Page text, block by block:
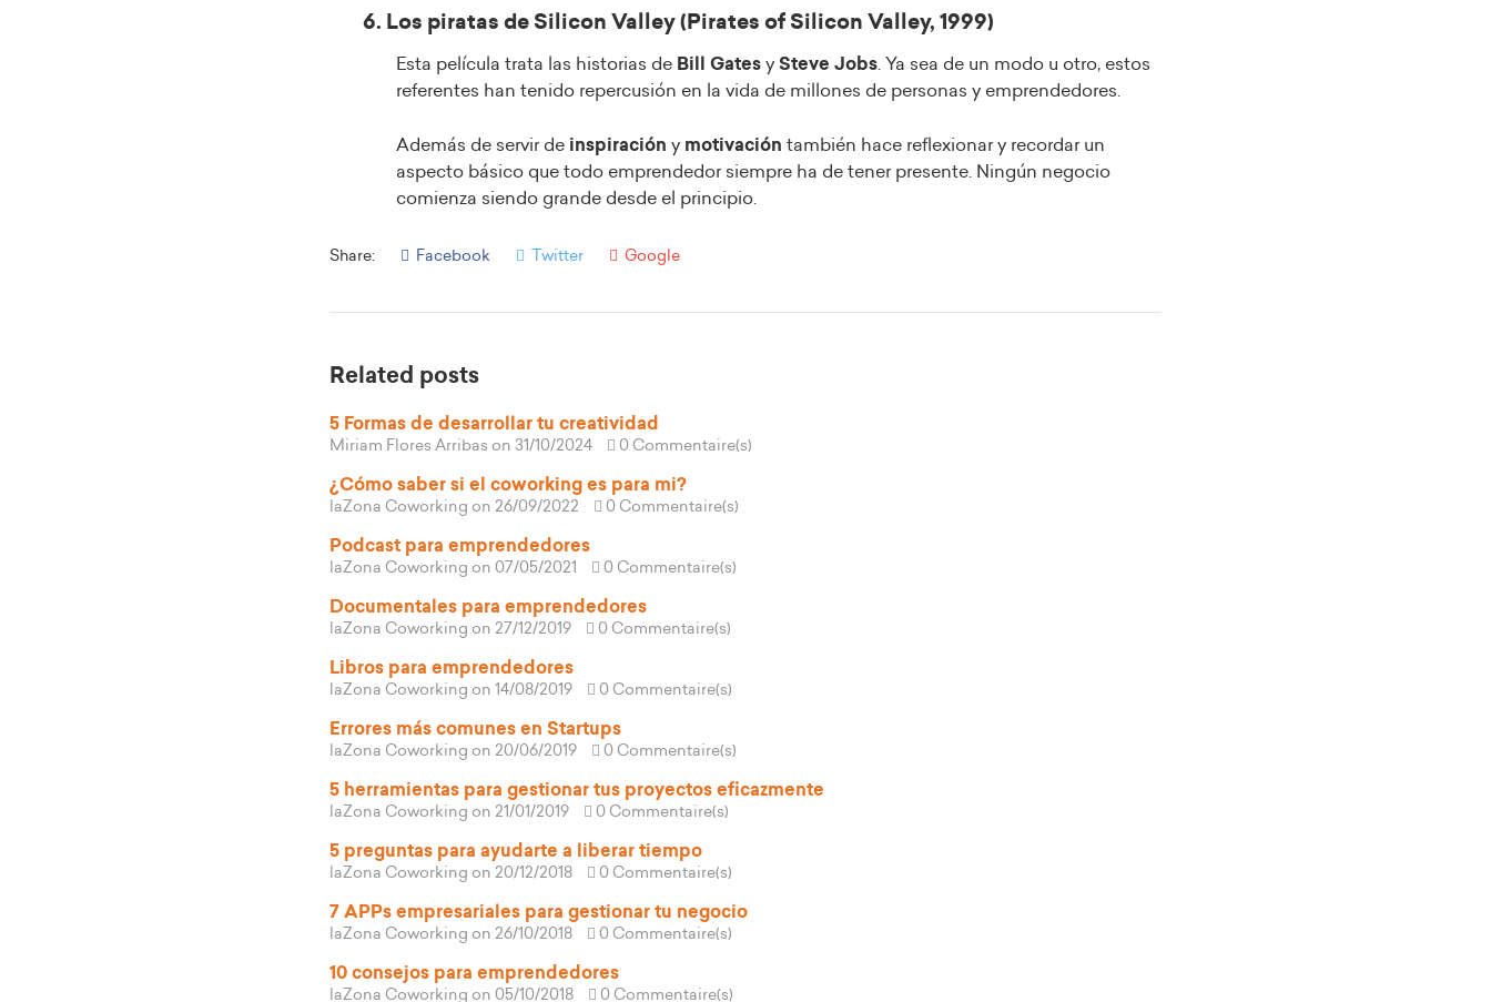
6. Los piratas de Silicon Valley (Pirates of Silicon Valley, 1999)
Esta película trata las historias de Bill Gates y Steve Jobs . Ya sea de un modo u otro, estos
referentes han tenido repercusión en la vida de millones de personas y emprendedores.
Además de servir de inspiración y motivación también hace reflexionar y recordar un
aspecto básico que todo emprendedor siempre ha de tener presente. Ningún negocio
comienza siendo grande desde el principio.
Share: Facebook Twitter Google
Related posts
5 Formas de desarrollar tu creatividad
Miriam Flores Arribas on 31/10/2024 0 Commentaire(s)
¿Cómo saber si el coworking es para mi?
laZona Coworking on 26/09/2022 0 Commentaire(s)
Podcast para emprendedores
laZona Coworking on 07/05/2021 0 Commentaire(s)
Documentales para emprendedores
laZona Coworking on 27/12/2019 0 Commentaire(s)
Libros para emprendedores
laZona Coworking on 14/08/2019 0 Commentaire(s)
Errores más comunes en Startups
laZona Coworking on 20/06/2019 0 Commentaire(s)
5 herramientas para gestionar tus proyectos eficazmente
laZona Coworking on 21/01/2019 0 Commentaire(s)
5 preguntas para ayudarte a liberar tiempo
laZona Coworking on 20/12/2018 0 Commentaire(s)
7 APPs empresariales para gestionar tu negocio
laZona Coworking on 26/10/2018 0 Commentaire(s)
10 consejos para emprendedores
laZona Coworking on 05/10/2018 0 Commentaire(s)